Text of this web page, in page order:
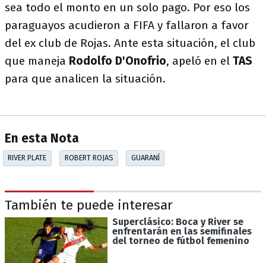
sea todo el monto en un solo pago. Por eso los
paraguayos acudieron a FIFA y fallaron a favor
del ex club de Rojas. Ante esta situación, el club
que maneja Rodolfo D'Onofrio, apeló en el TAS
para que analicen la situación.
En esta Nota
RIVER PLATE ROBERT ROJAS GUARANÍ
También te puede interesar
Superclásico: Boca y River se
enfrentarán en las semifinales
del torneo de fútbol femenino